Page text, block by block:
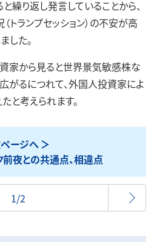
繰り返し発言していることから、
トランプセッション）の不安が高
した。
家から見ると世界景気敏感株な
がるにつれて、外国人投資家によ
と考えられます。
ージへ
前夜との共通点、相違点
1/2